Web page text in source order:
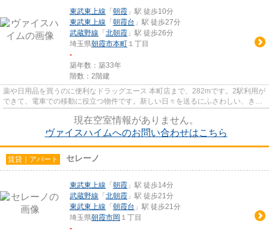
東武東上線 「 朝霞 」駅 徒歩10分
東武東上線 「 朝霞台 」駅 徒歩27分
武蔵野線 「 北朝霞 」駅 徒歩26分
埼玉県朝霞市本町 １丁目
-
築年数：築33年
階数：2階建
薬や日用品を買うのに便利なドラッグエース 本町店まで、282mです。2駅利用が
できて、電車での移動に役立つ物件です。新しい日々を送るにふさわしい、きれ
現在空室情報がありません。
ヴァイスハイムへのお問い合わせはこちら
賃貸｜アパート セレーノ
東武東上線 「 朝霞 」駅 徒歩14分
武蔵野線 「 北朝霞 」駅 徒歩21分
東武東上線 「 朝霞台 」駅 徒歩21分
埼玉県朝霞市岡 １丁目
-